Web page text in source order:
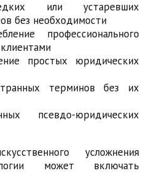
или устаревших
без необходимости
профессионального
простых юридических
терминов без их
псевдо-юридических
усложнения
может включать